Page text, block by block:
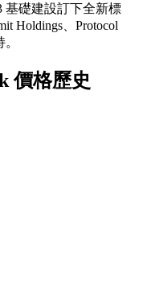
基礎建設訂下全新標
Holdings、Protocol
價格歷史